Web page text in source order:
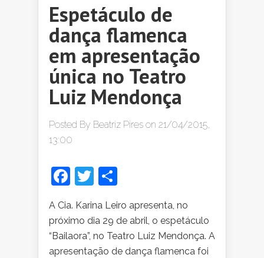
Espetáculo de
dança flamenca
em apresentação
única no Teatro
Luiz Mendonça
Posted By Beatriz Pires on 21/04/2015,
13:00
Facebook
Twitter
A Cia. Karina Leiro apresenta, no
próximo dia 29 de abril, o espetáculo
“Bailaora”, no Teatro Luiz Mendonça. A
apresentação de dança flamenca foi